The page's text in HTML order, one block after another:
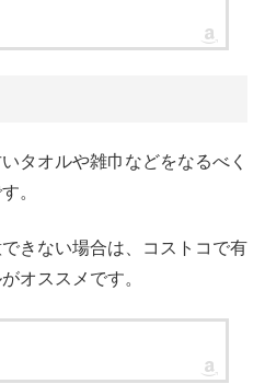
タオルや雑巾などをなるべく
。
きない場合は、コストコで有
オススメです。